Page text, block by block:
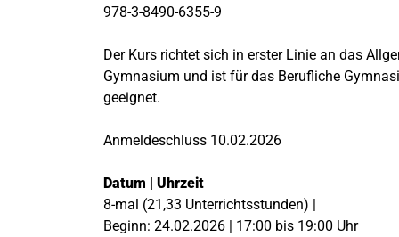
978-3-8490-6355-9
Der Kurs richtet sich in erster Linie an das
Gymnasium und ist für das Berufliche
geeignet.
Anmeldeschluss 10.02.2026
Datum | Uhrzeit
8-mal (21,33 Unterrichtsstunden) |
Beginn: 24.02.2026 | 17:00 bis 19:00 Uhr